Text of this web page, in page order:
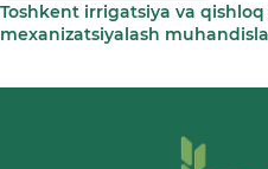
Toshkent irrigatsiya va qishloq
mexanizatsiyalash